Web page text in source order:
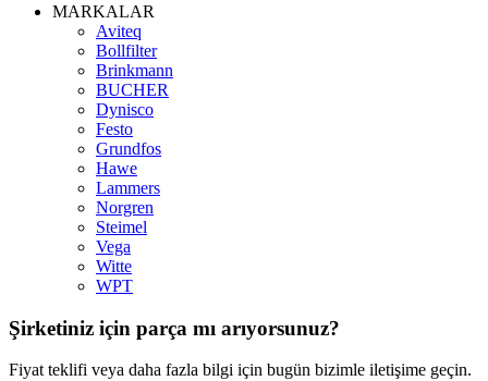
MARKALAR
Aviteq
Bollfilter
Brinkmann
BUCHER
Dynisco
Festo
Grundfos
Hawe
Lammers
Norgren
Steimel
Vega
Witte
WPT
Şirketiniz için parça mı arıyorsunuz?
Fiyat teklifi veya daha fazla bilgi için bugün bizimle iletişime geçin.